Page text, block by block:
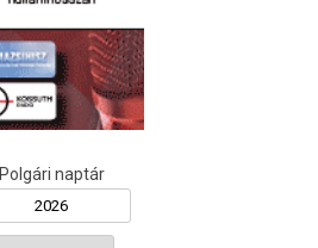
Polgári naptár